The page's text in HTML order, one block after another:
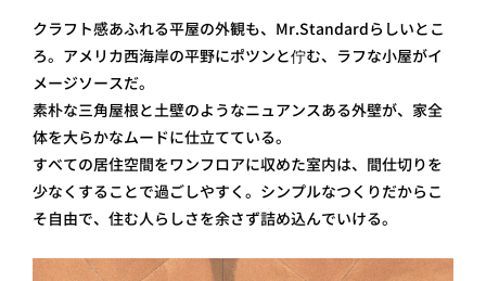
クラフト感あふれる平屋の外観も、Mr.Standardらしいとこ
ろ。アメリカ西海岸の平野にポツンと佇む、ラフな小屋がイ
メージソースだ。
素朴な三角屋根と土壁のようなニュアンスある外壁が、家全
体を大らかなムードに仕立てている。
すべての居住空間をワンフロアに収めた室内は、間仕切りを
少なくすることで過ごしやすく。シンプルなつくりだからこ
そ自由で、住む人らしさを余さず詰め込んでいける。